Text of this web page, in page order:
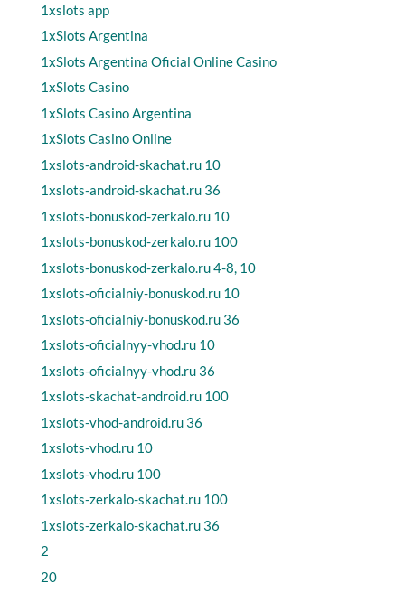
1xslots app
1xSlots Argentina
1xSlots Argentina Oficial Online Casino
1xSlots Casino
1xSlots Casino Argentina
1xSlots Casino Online
1xslots-android-skachat.ru 10
1xslots-android-skachat.ru 36
1xslots-bonuskod-zerkalo.ru 10
1xslots-bonuskod-zerkalo.ru 100
1xslots-bonuskod-zerkalo.ru 4-8, 10
1xslots-oficialniy-bonuskod.ru 10
1xslots-oficialniy-bonuskod.ru 36
1xslots-oficialnyy-vhod.ru 10
1xslots-oficialnyy-vhod.ru 36
1xslots-skachat-android.ru 100
1xslots-vhod-android.ru 36
1xslots-vhod.ru 10
1xslots-vhod.ru 100
1xslots-zerkalo-skachat.ru 100
1xslots-zerkalo-skachat.ru 36
2
20